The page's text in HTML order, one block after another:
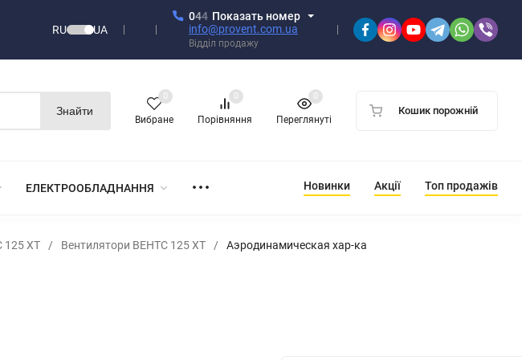
RU UA
044 Показать номер
info@provent.com.ua
Відділ продажу
Знайти
Вибране
0
Порівняння
0
Переглянуті
0
Кошик порожній
ЕЛЕКТРООБЛАДНАННЯ Новинки Акції Топ продажів
125 ХТ / Вентилятори ВЕНТС 125 ХТ / Аэродинамическая хар-ка